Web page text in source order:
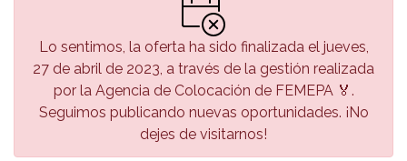
Lo sentimos, la oferta ha sido finalizada el jueves,
27 de abril de 2023, a través de la gestión realizada
por la Agencia de Colocación de FEMEPA 🏅.
Seguimos publicando nuevas oportunidades. ¡No
dejes de visitarnos!